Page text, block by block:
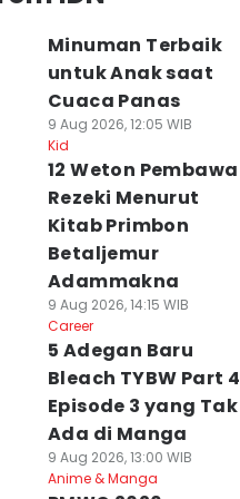
Minuman Terbaik
untuk Anak saat
Cuaca Panas
9 Aug 2026, 12:05 WIB
Kid
12 Weton Pembawa
Rezeki Menurut
Kitab Primbon
Betaljemur
Adammakna
9 Aug 2026, 14:15 WIB
Career
5 Adegan Baru
Bleach TYBW Part 4
Episode 3 yang Tak
Ada di Manga
9 Aug 2026, 13:00 WIB
Anime & Manga